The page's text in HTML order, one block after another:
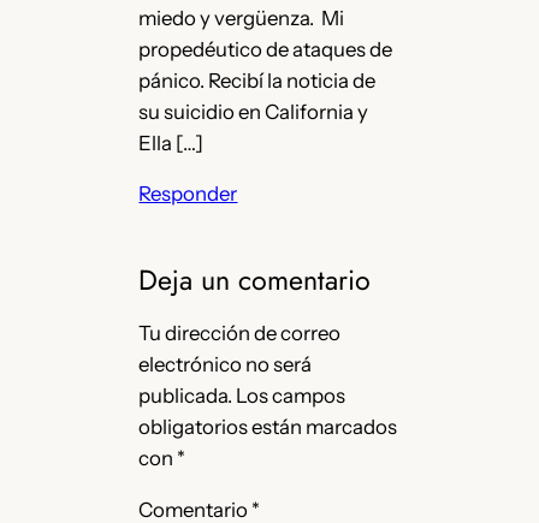
miedo y vergüenza. Mi
propedéutico de ataques de
pánico. Recibí la noticia de
su suicidio en California y
Ella […]
Responder
Deja un comentario
Tu dirección de correo
electrónico no será
publicada. Los campos
obligatorios están marcados
con *
Comentario *